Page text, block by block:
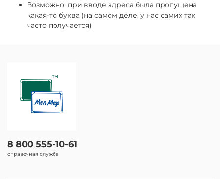
Возможно, при вводе адреса была пропущена
какая-то буква (на самом деле, у нас самих так
часто получается)
8 800 555-10-61
справочная служба